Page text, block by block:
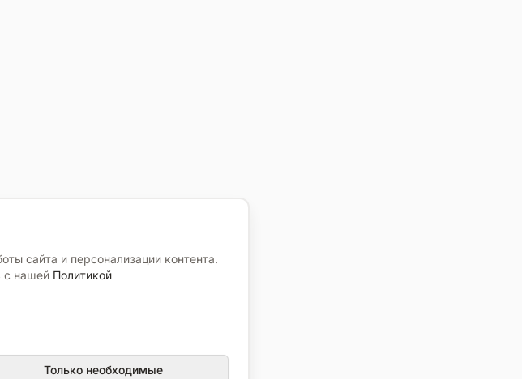
сайта и персонализации контента.
с нашей Политикой
Только необходимые